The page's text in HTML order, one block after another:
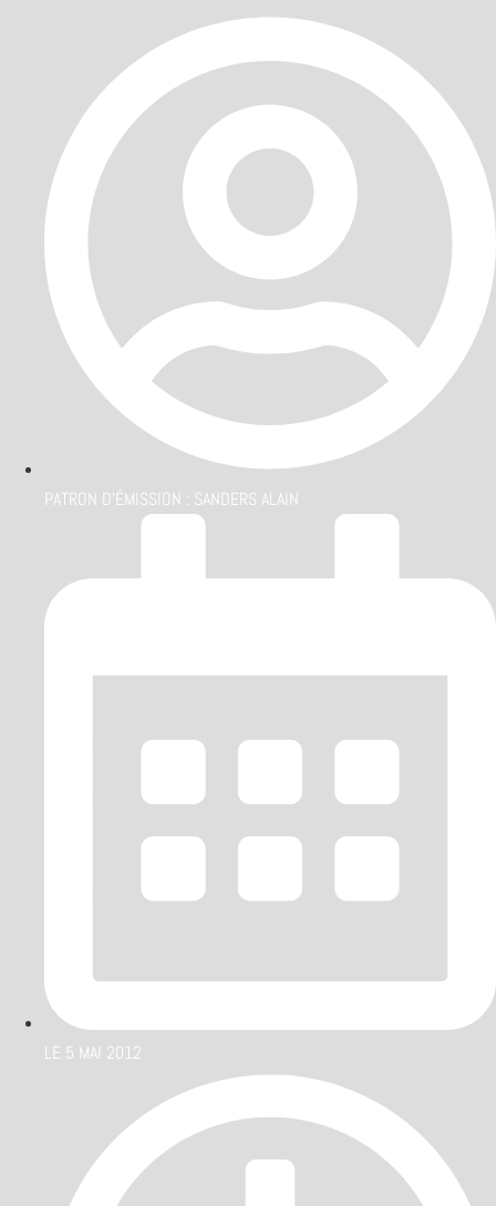
PATRON D'ÉMISSION : SANDERS ALAIN
LE 5 MAI 2012